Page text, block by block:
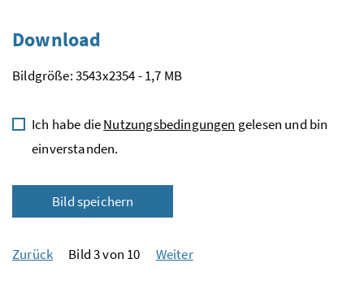
Download
Bildgröße: 3543x2354 - 1,7 MB
Ich habe dieNutzungsbedingungen gelesen und bin
einverstanden.
Bild speichern
Zurück Bild 3 von 10 Weiter